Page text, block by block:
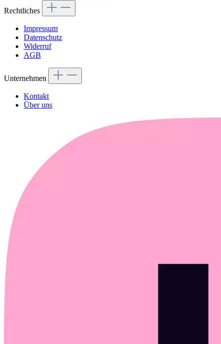
Rechtliches
Impressum
Datenschutz
Widerruf
AGB
Unternehmen
Kontakt
Über uns